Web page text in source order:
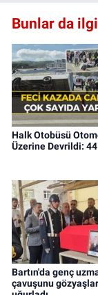
Bunlar da
Halk Otobüsü
Üzerine Devrildi: 44
Bartın'da genç
çavuşunu